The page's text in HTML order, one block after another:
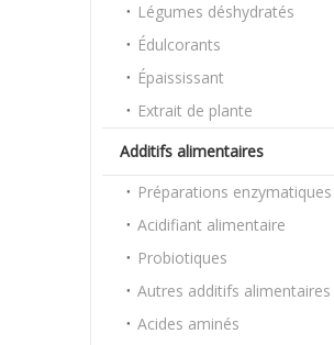
Légumes déshydratés
Édulcorants
Épaississant
Extrait de plante
Additifs alimentaires
Préparations enzymatiques
Acidifiant alimentaire
Probiotiques
Autres additifs alimentaires
Acides aminés